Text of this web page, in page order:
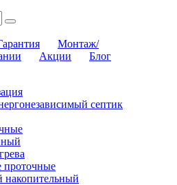
Монтаж/
Акции
Блог
септик
проточные
накопительный